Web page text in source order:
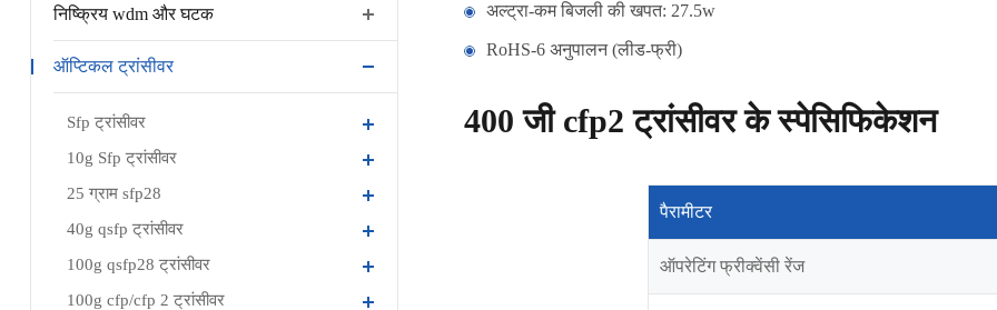
निष्क्रिय wdm और घटक
ऑप्टिकल ट्रांसीवर
Sfp ट्रांसीवर
10g Sfp ट्रांसीवर
25 ग्राम sfp28
40g qsfp ट्रांसीवर
100g qsfp28 ट्रांसीवर
100g cfp/cfp 2 ट्रांसीवर
अल्ट्रा-कम बिजली की खपत: 27.5w
RoHS-6 अनुपालन (लीड-फ्री)
400 जी cfp2 ट्रांसीवर के स्पेसिफिकेशन
पैरामीटर
ऑपरेटिंग फ्रीक्वेंसी रेंज